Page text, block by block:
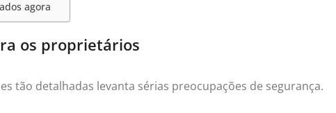
agora
os proprietários
tão detalhadas levanta sérias preocupações de segurança.